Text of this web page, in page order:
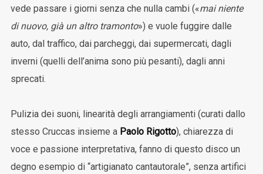
vede passare i giorni senza che nulla cambi («mai niente
di nuovo, già un altro tramonto») e vuole fuggire dalle
auto, dal traffico, dai parcheggi, dai supermercati, dagli
inverni (quelli dell’anima sono più pesanti), dagli anni
sprecati.
Pulizia dei suoni, linearità degli arrangiamenti (curati dallo
stesso Cruccas insieme a Paolo Rigotto), chiarezza di
voce e passione interpretativa, fanno di questo disco un
degno esempio di “artigianato cantautorale”, senza artifici